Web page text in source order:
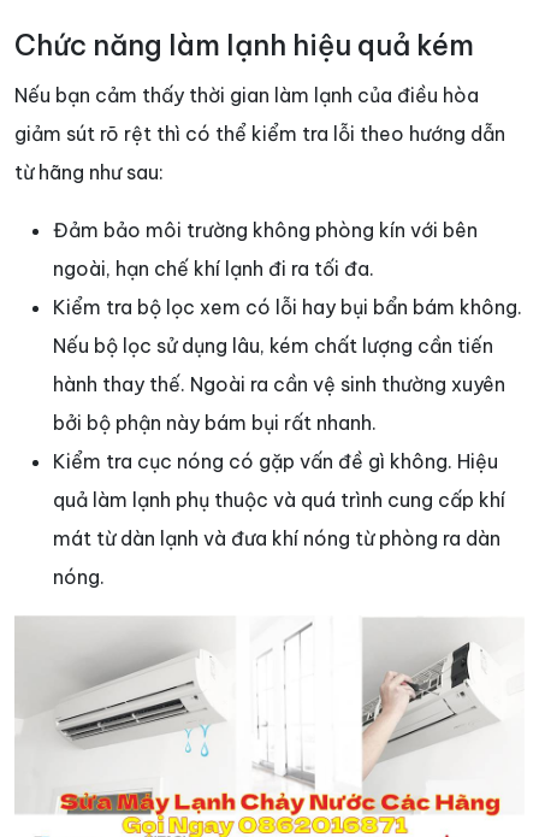
Chức năng làm lạnh hiệu quả kém
Nếu bạn cảm thấy thời gian làm lạnh của điều hòa
giảm sút rõ rệt thì có thể kiểm tra lỗi theo hướng dẫn
từ hãng như sau:
Đảm bảo môi trường không phòng kín với bên
ngoài, hạn chế khí lạnh đi ra tối đa.
Kiểm tra bộ lọc xem có lỗi hay bụi bẩn bám không.
Nếu bộ lọc sử dụng lâu, kém chất lượng cần tiến
hành thay thế. Ngoài ra cần vệ sinh thường xuyên
bởi bộ phận này bám bụi rất nhanh.
Kiểm tra cục nóng có gặp vấn đề gì không. Hiệu
quả làm lạnh phụ thuộc và quá trình cung cấp khí
mát từ dàn lạnh và đưa khí nóng từ phòng ra dàn
nóng.